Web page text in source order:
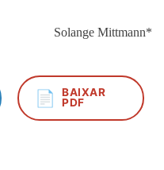
Solange Mittmann*
📄
BAIXAR
PDF